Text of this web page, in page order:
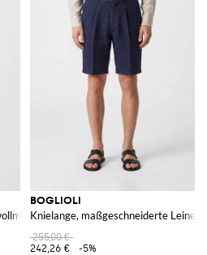
BOGLIOLI
Knielange, maßgeschneiderte
255,00 €
242,26 €
-5%